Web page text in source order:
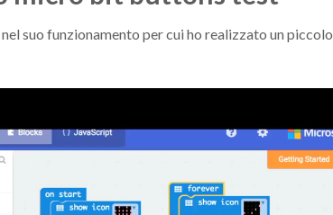
suo funzionamento per cui ho realizzato un piccolo